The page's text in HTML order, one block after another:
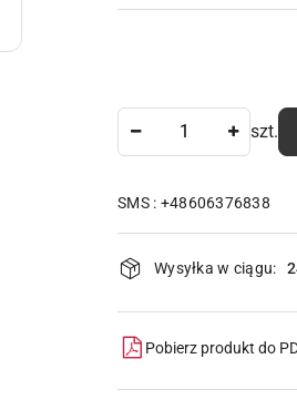
szt.
SMS : +48606376838
Dostępność
i
dostawa
Wysyłka w ciągu:
Pobierz produkt do